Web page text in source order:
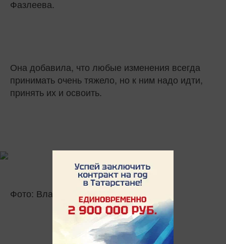
Фазлеева.
Она добавила, что любые изменения всегда
принимать очень тяжело, но к ним надо идти,
принять их и освоить.
Фото: Владимир Васильев